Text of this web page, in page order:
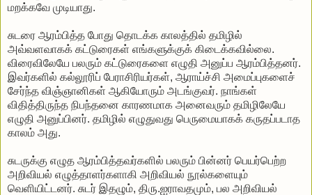
மறக்கவே முடியாது.
சுடரை ஆரம்பித்த போது தொடக்க காலத்தில் தமிழில்
அவ்வளவாகக் கட்டுரைகள் எங்களுக்குக் கிடைக்கவில்லை.
விரைவிலேயே பலரும் கட்டுரைகளை எழுதி அனுப்ப ஆரம்பித்தனர்.
இவர்களில் கல்லூரிப் பேராசிரியர்கள், ஆராய்ச்சி அமைப்புகளைச்
சேர்ந்த விஞ்ஞானிகள் ஆகியோரும் அடங்குவர். நாங்கள்
விதித்திருந்த நிபந்தனை காரணமாக அனைவரும் தமிழிலேயே
எழுதி அனுப்பினர். தமிழில் எழுதுவது பெருமையாகக் கருதப்படாத
காலம் அது.
சுடருக்கு எழுத ஆரம்பித்தவர்களில் பலரும் பின்னர் பெயர்பெற்ற
அறிவியல் எழுத்தாளர்களாகி அறிவியல் நூல்களையும்
வெளியிட்டனர். சுடர் இதழும், திரு.ஐராவதமும், பல அறிவியல்